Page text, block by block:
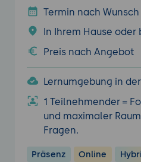
Termin nach Wunsch
In Ihrem Hause oder
Preis nach Angebot
Lernumgebung in
1 Teilnehmender =
und maximaler
Fragen.
Präsenz Online